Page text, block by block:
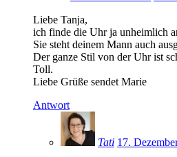
Liebe Tanja,
ich finde die Uhr ja unheimlich
Sie steht deinem Mann auch
Der ganze Stil von der Uhr ist
Toll.
Liebe Grüße sendet Marie
Antwort
Tati 17.